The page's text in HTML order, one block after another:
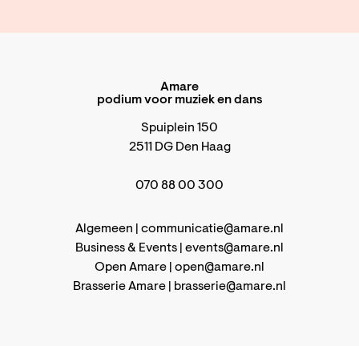
Amare
podium voor muziek en dans
Spuiplein 150
2511 DG Den Haag
070 88 00 300
Algemeen | communicatie@amare.nl
Business & Events | events@amare.nl
Open Amare | open@amare.nl
Brasserie Amare |
brasserie@amare.nl